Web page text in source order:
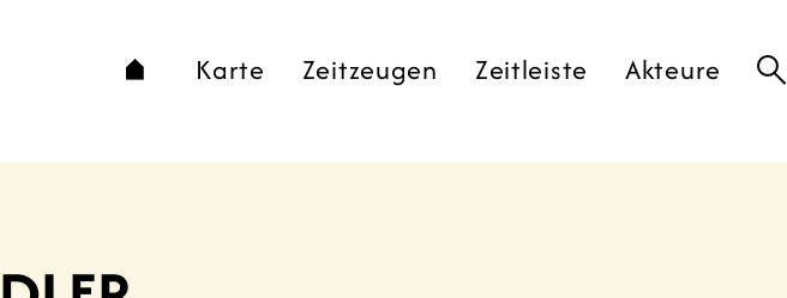
Karte Zeitzeugen Zeitleiste Akteure